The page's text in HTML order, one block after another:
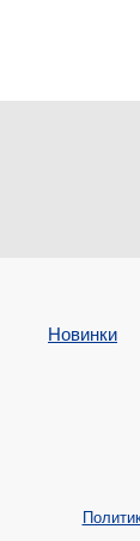
Новинки